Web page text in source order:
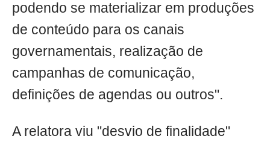
podendo se materializar em produções
de conteúdo para os canais
governamentais, realização de
campanhas de comunicação,
definições de agendas ou outros".
A relatora viu "desvio de finalidade"